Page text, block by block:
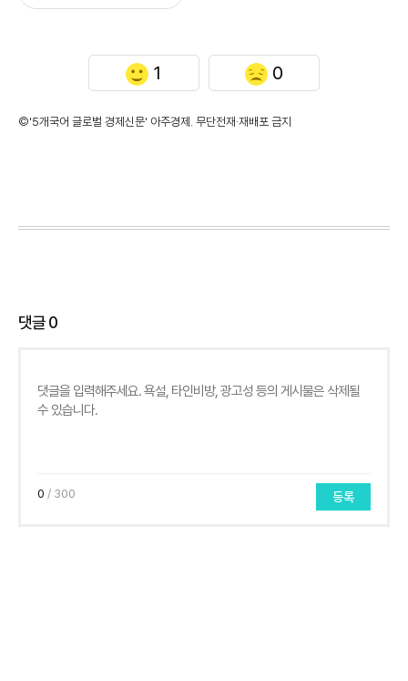
1 0
©'5개국어 글로벌 경제신문' 아주경제. 무단전재·재배포 금지
댓글0
0 / 300 등록